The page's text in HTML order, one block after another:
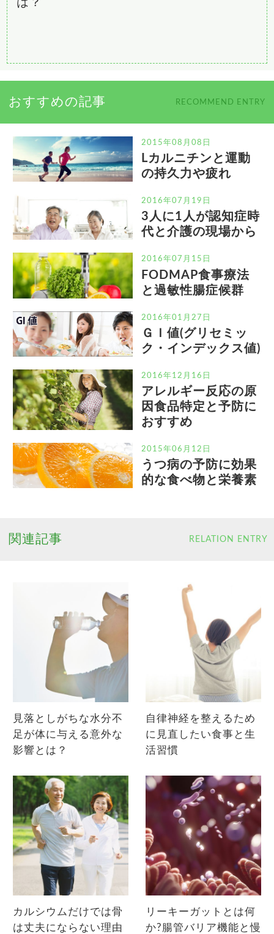
おすすめの記事 RECOMMEND ENTRY
2015年08月08日
Lカルニチンと運動
の持久力や疲れ
2016年07月19日
3人に1人が認知症時
代と介護の現場から
2016年07月15日
FODMAP食事療法
と過敏性腸症候群
2016年01月27日
ＧＩ値(グリセミッ
ク・インデックス値)
2016年12月16日
アレルギー反応の原
因食品特定と予防に
おすすめ
2015年06月12日
うつ病の予防に効果
的な食べ物と栄養素
関連記事 RELATION ENTRY
見落としがちな水分不
足が体に与える意外な
影響とは？
自律神経を整えるため
に見直したい食事と生
活習慣
カルシウムだけでは骨
は丈夫にならない理由
リーキーガットとは何
か?腸管バリア機能と慢